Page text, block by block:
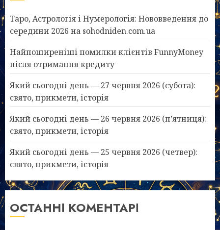
Таро, Астрологія і Нумерологія: Нововведення до
середини 2026 на sohodniden.com.ua
Найпоширеніші помилки клієнтів FunnyMoney
після отримання кредиту
Який сьогодні день — 27 червня 2026 (субота):
свято, прикмети, історія
Який сьогодні день — 26 червня 2026 (п’ятниця):
свято, прикмети, історія
Який сьогодні день — 25 червня 2026 (четвер):
свято, прикмети, історія
ОСТАННІ КОМЕНТАРІ